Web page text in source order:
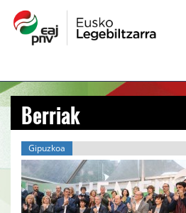
Berriak
Gipuzkoa